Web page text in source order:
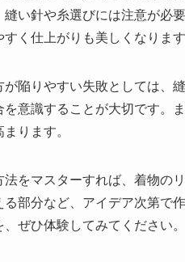
縫い針や糸選びには注意が必
すく仕上がりも美しくなります
が陥りやすい失敗としては、
を意識することが大切です。
ります。
法をマスターすれば、着物の
る部分など、アイデア次第で
、ぜひ体験してみてください。